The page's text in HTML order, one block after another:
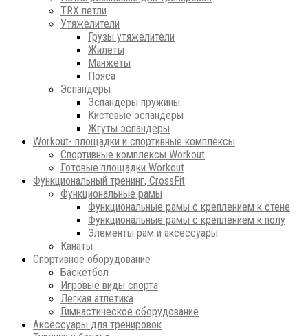
ТRХ петли
Утяжелители
Грузы утяжелители
Жилеты
Манжеты
Пояса
Эспандеры
Эспандеры пружины
Кистевые эспандеры
Жгуты эспандеры
Workout- площадки и спортивные комплексы
Спортивные комплексы Workout
Готовые площадки Workout
Функциональный тренинг, CrossFit
Функциональные рамы
Функциональные рамы с креплением к стене
Функциональные рамы с креплением к полу
Элементы рам и аксессуары
Канаты
Спортивное оборудование
Баскетбол
Игровые виды спорта
Легкая атлетика
Гимнастическое оборудование
Аксессуары для тренировок